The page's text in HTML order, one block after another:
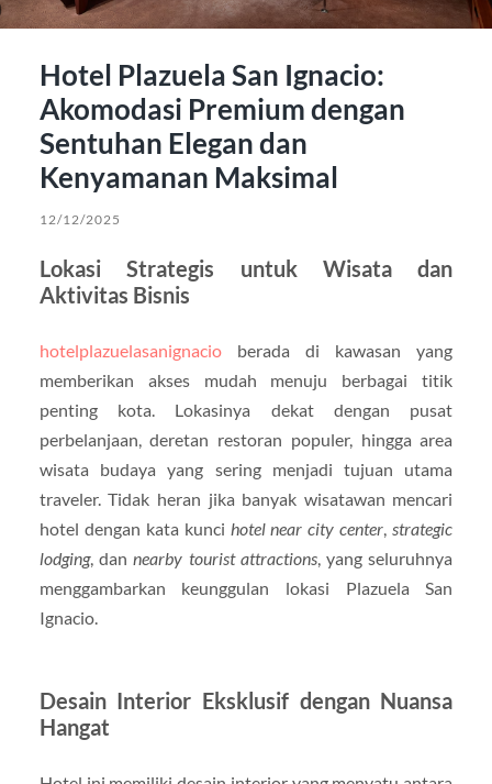
Hotel Plazuela San Ignacio:
Akomodasi Premium dengan
Sentuhan Elegan dan
Kenyamanan Maksimal
12/12/2025
Lokasi Strategis untuk Wisata dan
Aktivitas Bisnis
hotelplazuelasanignacioberada di kawasan yang
memberikan akses mudah menuju berbagai titik
penting kota. Lokasinya dekat dengan pusat
perbelanjaan, deretan restoran populer, hingga area
wisata budaya yang sering menjadi tujuan utama
traveler. Tidak heran jika banyak wisatawan mencari
hotel dengan kata kunci hotel near city center strategic
lodging, dannearby tourist attractions, yang seluruhnya
menggambarkan keunggulan lokasi Plazuela San
Ignacio.
Desain Interior Eksklusif dengan Nuansa
Hangat